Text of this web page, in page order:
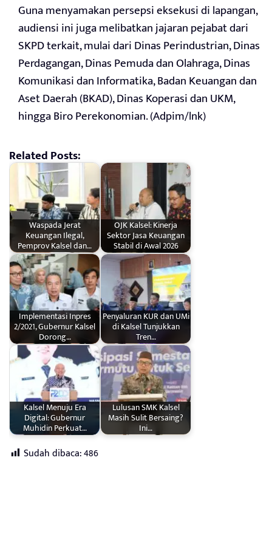
Guna menyamakan persepsi eksekusi di lapangan,
audiensi ini juga melibatkan jajaran pejabat dari
SKPD terkait, mulai dari Dinas Perindustrian, Dinas
Perdagangan, Dinas Pemuda dan Olahraga, Dinas
Komunikasi dan Informatika, Badan Keuangan dan
Aset Daerah (BKAD), Dinas Koperasi dan UKM,
hingga Biro Perekonomian. (Adpim/lnk)
Related Posts:
Waspada Jerat
Keuangan Ilegal,
Pemprov Kalsel dan…
OJK Kalsel: Kinerja
Sektor Jasa Keuangan
Stabil di Awal 2026
Implementasi Inpres
2/2021, Gubernur Kalsel
Dorong…
Penyaluran KUR dan UMi
di Kalsel Tunjukkan
Tren…
Kalsel Menuju Era
Digital: Gubernur
Muhidin Perkuat…
Lulusan SMK Kalsel
Masih Sulit Bersaing?
Ini…
Sudah dibaca:486